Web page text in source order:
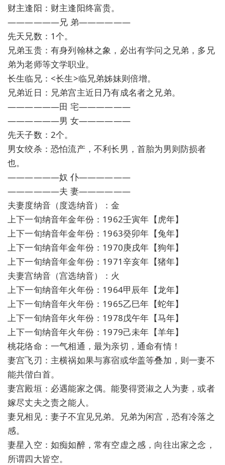
财主逢阳：财主逢阳终富贵。
——————兄 弟——————
先天兄数：1个。
兄弟玉贵：有身列翰林之象，必出有学问之兄弟，多兄
弟为老师等文学职业。
长生临兄：<长生>临兄弟姊妹则倍增。
兄弟近日：兄弟宫主近日乃有成名者之兄弟。
——————田 宅——————
——————男 女——————
先天子数：2个。
男女绞杀：恐怕流产，不利长男，首胎为男则防损者
也。
——————奴 仆——————
——————夫 妻——————
夫妻度纳音（度选纳音）：金
上下一旬纳音年金年份：1962壬寅年【虎年】
上下一旬纳音年金年份：1963癸卯年【兔年】
上下一旬纳音年金年份：1970庚戌年【狗年】
上下一旬纳音年金年份：1971辛亥年【猪年】
夫妻宫纳音（宫选纳音）：火
上下一旬纳音年火年份：1964甲辰年【龙年】
上下一旬纳音年火年份：1965乙巳年【蛇年】
上下一旬纳音年火年份：1978戊午年【马年】
上下一旬纳音年火年份：1979己未年【羊年】
桃花络命：一气相通，最为亲切，通命有情！
妻宫飞刃：主横祸如果与寡宿或华盖等叠加，则一妻不
能共偕白首。
妻宫殿垣：必遇能家之偶。能娶得贤淑之人为妻，或者
嫁尽丈夫之责之能人。
妻兄相见：妻子不宜见兄弟。兄弟为闲宫，恐有冷落之
感。
妻星入空：如痴如醉，常有空虚之感，向往出家之念，
所谓四大皆空。